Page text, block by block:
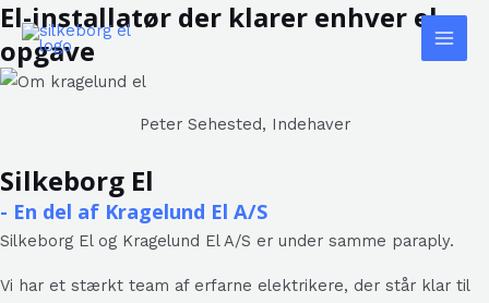
Gå
til
indholdet
Main
El-installatør der klarer enhver el-
opgave
Peter Sehested, Indehaver
Silkeborg El
- En del af Kragelund El A/S
Silkeborg El og Kragelund El A/S er under samme paraply.
Vi har et stærkt team af erfarne elektrikere, der står klar til